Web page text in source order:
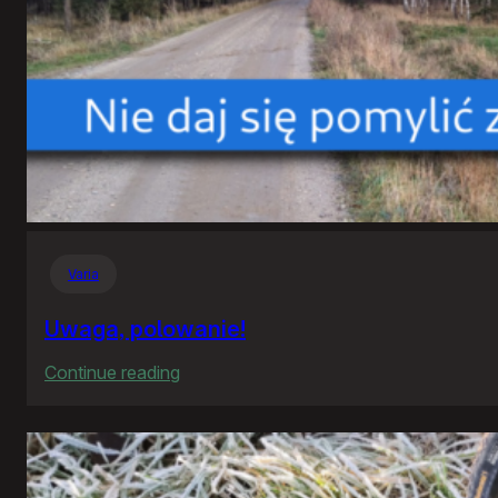
Varia
Uwaga, polowanie!
Continue reading
polowanie!